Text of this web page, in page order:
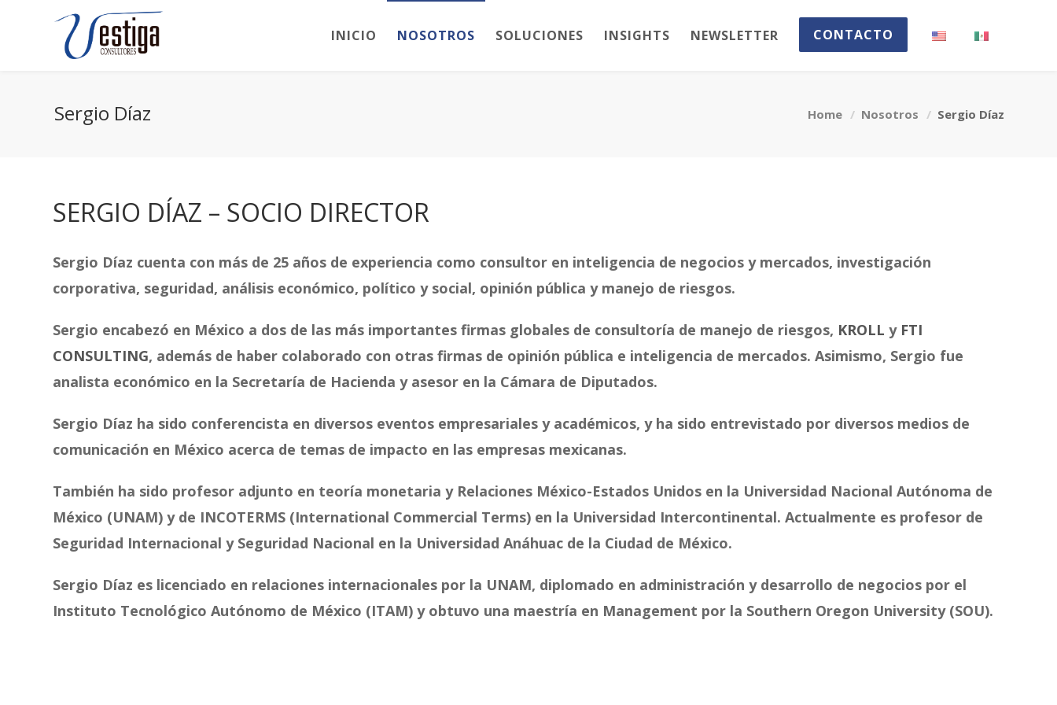
INICIO NOSOTROS SOLUCIONES INSIGHTS NEWSLETTER CONTACTO
Sergio Díaz Home Nosotros Sergio Díaz
SERGIO DÍAZ – SOCIO DIRECTOR
Sergio Díaz cuenta con más de 25 años de experiencia como consultor en inteligencia de negocios y mercados, investigación
corporativa, seguridad, análisis económico, político y social, opinión pública y manejo de riesgos.
Sergio encabezó en México a dos de las más importantes firmas globales de consultoría de manejo de riesgos, KROLL y FTI
CONSULTING, además de haber colaborado con otras firmas de opinión pública e inteligencia de mercados. Asimismo, Sergio fue
analista económico en la Secretaría de Hacienda y asesor en la Cámara de Diputados.
Sergio Díaz ha sido conferencista en diversos eventos empresariales y académicos, y ha sido entrevistado por diversos medios de
comunicación en México acerca de temas de impacto en las empresas mexicanas.
También ha sido profesor adjunto en teoría monetaria y Relaciones México-Estados Unidos en la Universidad Nacional Autónoma de
México (UNAM) y de INCOTERMS (International Commercial Terms) en la Universidad Intercontinental. Actualmente es profesor de
Seguridad Internacional y Seguridad Nacional en la Universidad Anáhuac de la Ciudad de México.
Sergio Díaz es licenciado en relaciones internacionales por la UNAM, diplomado en administración y desarrollo de negocios por el
Instituto Tecnológico Autónomo de México (ITAM) y obtuvo una maestría en Management por la Southern Oregon University (SOU).